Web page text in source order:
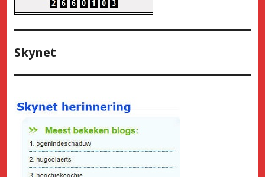
Skynet